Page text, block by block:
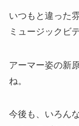
いつもと違った
ミュージックビ
アーマー姿の新
ね。
今後も、いろん